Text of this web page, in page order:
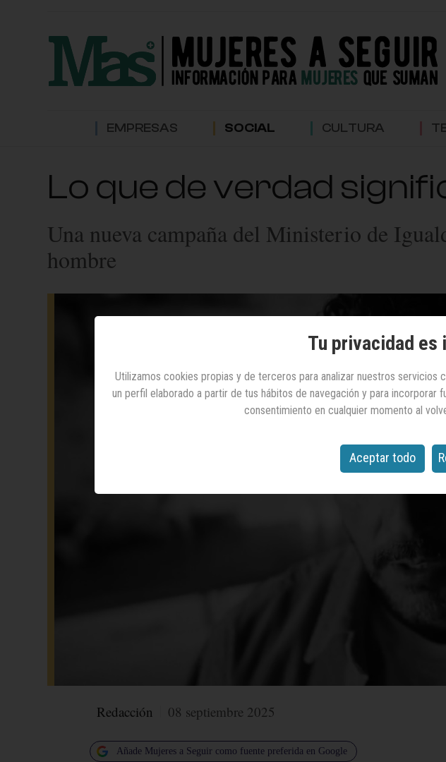
EMPRESAS SOCIAL CULTURA
Lo que de verdad
Una nueva campaña del Ministerio de
hombre
Redacción 08 septiembre 2025
Añade Mujeres a Seguir como fuente preferida en Google
Tu privacidad es
Utilizamos cookies propias y de terceros para analizar nuestros servicios
un perfil elaborado a partir de tus hábitos de navegación y para
consentimiento en cualquier momento al
Aceptar todo